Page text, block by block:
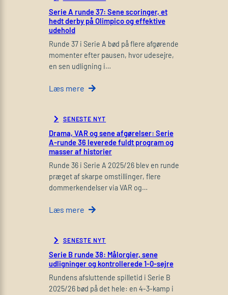
Serie A runde 37: Sene scoringer, et
hedt derby på Olimpico og effektive
udehold
Runde 37 i Serie A bød på flere afgørende
momenter efter pausen, hvor udesejre,
en sen udligning i…
Læs mere
SENESTE NYT
Drama, VAR og sene afgørelser: Serie
A-runde 36 leverede fuldt program og
masser af historier
Runde 36 i Serie A 2025/26 blev en runde
præget af skarpe omstillinger, flere
dommerkendelser via VAR og…
Læs mere
SENESTE NYT
Serie B runde 38: Målorgier, sene
udligninger og kontrollerede 1-0-sejre
Rundens afsluttende spilletid i Serie B
2025/26 bød på det hele: en 4-3-kamp i